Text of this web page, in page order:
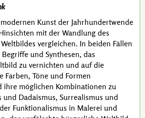
Kunst der Jahrhundertwende
mit der Wandlung des
vergleichen. In beiden Fällen
und Synthesen, das
zu vernichten und auf die
Farben, Töne und Formen
ihre möglichen Kombinationen zu
und Dadaismus, Surrealismus und
Funktionalismus in Malerei und